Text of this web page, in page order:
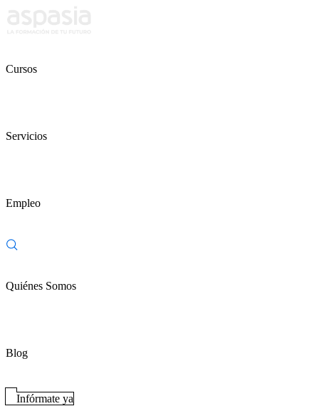
Cursos
Servicios
Empleo
Quiénes Somos
Blog
Infórmate ya